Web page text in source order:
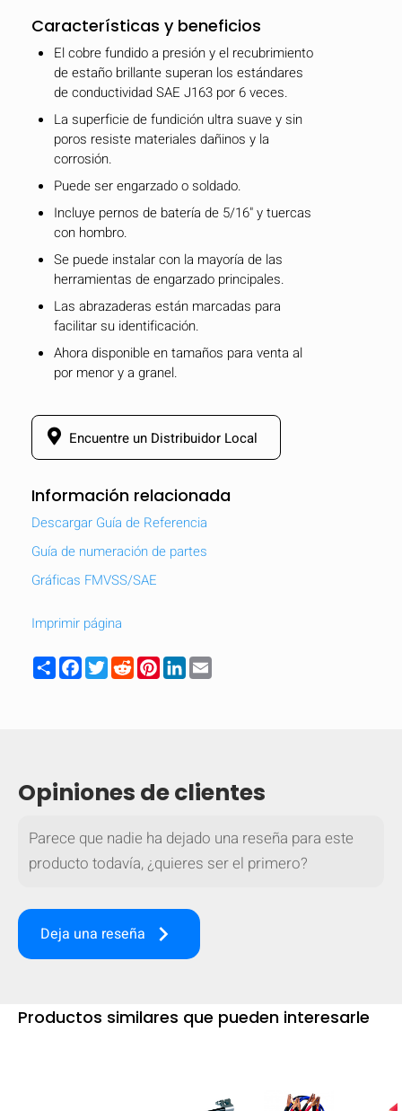
keyboard_arrow_downOCULTAR
Características y beneficios
El cobre fundido a presión y el recubrimiento
de estaño brillante superan los estándares
de conductividad SAE J163 por 6 veces.
La superficie de fundición ultra suave y sin
poros resiste materiales dañinos y la
corrosión.
Puede ser engarzado o soldado.
Incluye pernos de batería de 5/16" y tuercas
con hombro.
Se puede instalar con la mayoría de las
herramientas de engarzado principales.
Las abrazaderas están marcadas para
facilitar su identificación.
Ahora disponible en tamaños para venta al
por menor y a granel.
Encuentre un Distribuidor Local
Información relacionada
Descargar Guía de Referencia
Guía de numeración de partes
Gráficas FMVSS/SAE
Imprimir página
ShareFacebook
TwitterRedditPinterest
LinkedIn
Opiniones de clientes
Parece que nadie ha dejado una reseña para este
producto todavía, ¿quieres ser el primero?
Deja una reseña keyboard_arrow_right
Productos similares que pueden interesarle